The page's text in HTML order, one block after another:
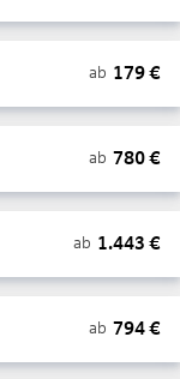
ab 179€
ab 780€
ab 1.443 €
ab 794€